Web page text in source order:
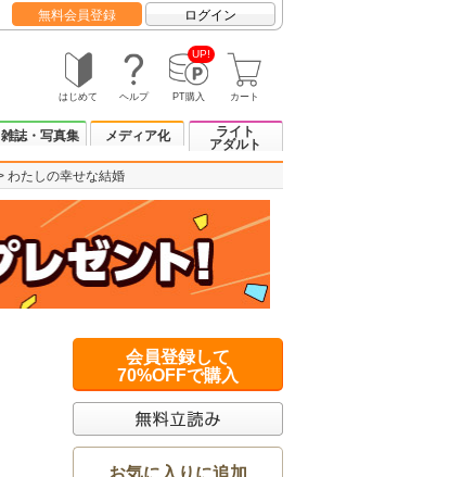
無料会員登録 ログイン
はじめて ヘルプ
UP!
PT購入 カート
雑誌・写真集 メディア化
ライト
アダルト
わたしの幸せな結婚
会員登録して
70%OFFで購入
お気に入りに追加